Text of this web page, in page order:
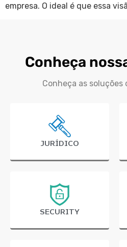
empresa. O ideal é que essa
Conheça
Conheça as soluções
JURÍDICO
SECURITY